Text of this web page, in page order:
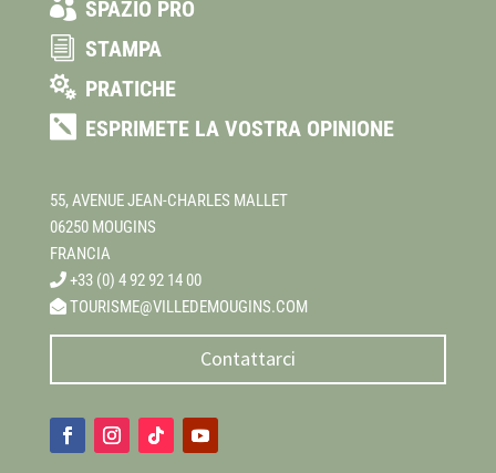
 SPAZIO PRO
i STAMPA
 PRATICHE
 ESPRIMETE LA VOSTRA OPINIONE
55, AVENUE JEAN-CHARLES MALLET
06250 MOUGINS
FRANCIA
+33 (0) 4 92 92 14 00
TOURISME@VILLEDEMOUGINS.COM
Contattarci